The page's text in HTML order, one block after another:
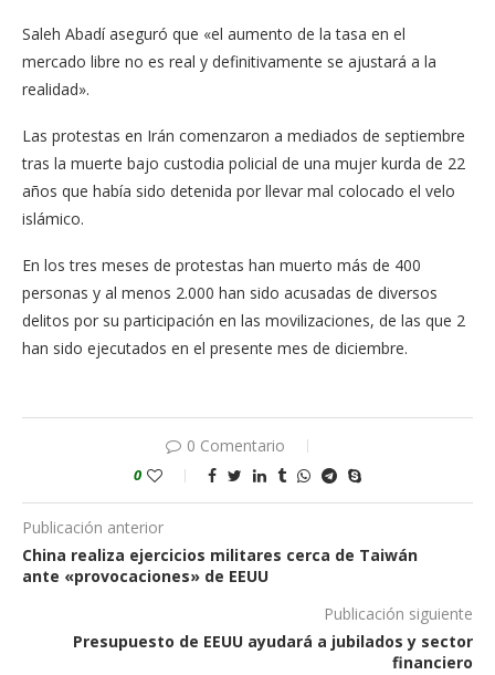
Saleh Abadí aseguró que «el aumento de la tasa en el
mercado libre no es real y definitivamente se ajustará a la
realidad».
Las protestas en Irán comenzaron a mediados de septiembre
tras la muerte bajo custodia policial de una mujer kurda de 22
años que había sido detenida por llevar mal colocado el velo
islámico.
En los tres meses de protestas han muerto más de 400
personas y al menos 2.000 han sido acusadas de diversos
delitos por su participación en las movilizaciones, de las que 2
han sido ejecutados en el presente mes de diciembre.
0 Comentario
0
Publicación anterior
China realiza ejercicios militares cerca de Taiwán
ante «provocaciones» de EEUU
Publicación siguiente
Presupuesto de EEUU ayudará a jubilados y sector
financiero